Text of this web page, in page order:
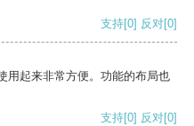
支持[0] 反对[0]
用起来非常方便。功能的布局也
支持[0] 反对[0]